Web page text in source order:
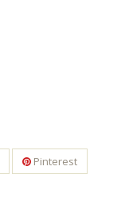
Pinterest